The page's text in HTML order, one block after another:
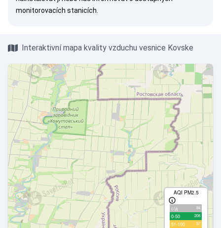
monitorovacích stanicích.
Interaktivní mapa kvality vzduchu vesnice Kovske
AQI PM2.5
с/д 84
0-50 208
51-100 57